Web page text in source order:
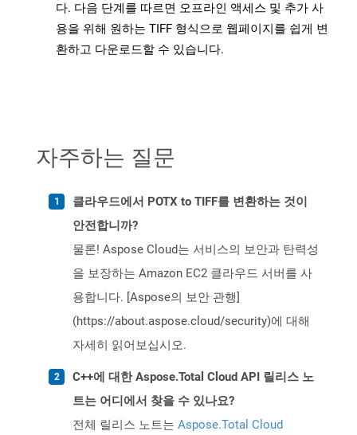
다. 다음 단계를 따르면 오프라인 액세스 및 추가 사
용을 위해 원하는 TIFF 형식으로 웹페이지를 쉽게 변
환하고 다운로드할 수 있습니다.
자주하는 질문
클라우드에서 POTX to TIFF를 변환하는 것이
안전합니까?
물론! Aspose Cloud는 서비스의 보안과 탄력성
을 보장하는 Amazon EC2 클라우드 서버를 사
용합니다. [Aspose의 보안 관행]
(https://about.aspose.cloud/security)에 대해
자세히 읽어보십시오.
C++에 대한 Aspose.Total Cloud API 릴리스 노
트는 어디에서 찾을 수 있나요?
전체 릴리스 노트는 Aspose.Total Cloud